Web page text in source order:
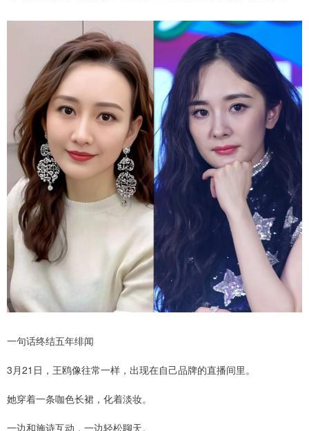
一句话终结五年绯闻
3月21日，王鸥像往常一样，出现在自己品牌的直播间里。
她穿着一条咖色长裙，化着淡妆。
一边和施诗互动，一边轻松聊天。